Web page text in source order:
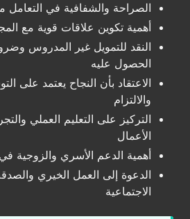
الصراحة والشفافية في التعامل
أهمية تكوين علاقات قوية مع
النقد للتمويل غير المدروس
الحصول عليه
الاعتقاد بأن النجاح يعتمد على
والالتزام
التركيز على التعليم العملي
الأعمال
أهمية الدعم الأسري والزوجية
الدعوة إلى العمل الخيري
الاجتماعية